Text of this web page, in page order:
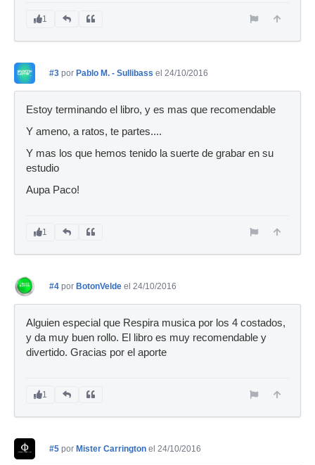
1
#3 por Pablo M. - Sullibass el 24/10/2016
Estoy terminando el libro, y es mas que recomendable
Y ameno, a ratos, te partes....
Y mas los que hemos tenido la suerte de grabar en su
estudio
Aupa Paco!
1
#4 por BotonVelde el 24/10/2016
Alguien especial que Respira musica por los 4 costados,
y da muy buen rollo. El libro es muy recomendable y
divertido. Gracias por el aporte
1
#5 por Mister Carrington el 24/10/2016